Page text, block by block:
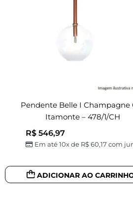
Pendente Belle I Champagne
Itamonte – 478/1/CH
R$546,97
Em até 10x de R$60,17 com
ADICIONAR AO